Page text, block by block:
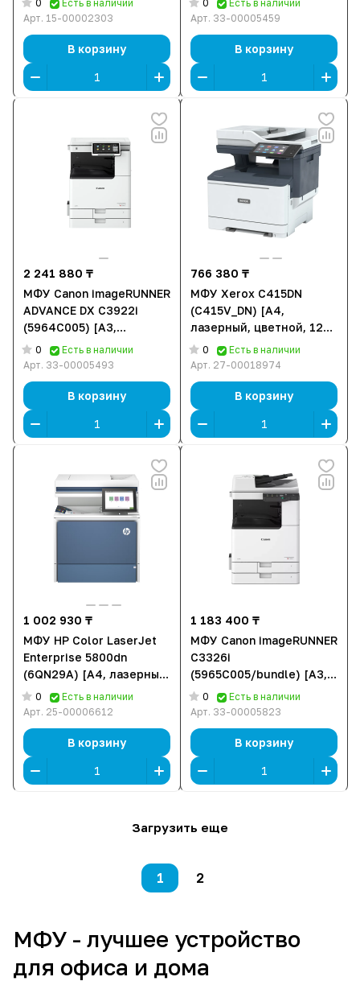
АПД, Wi-Fi, Ethernet (RJ-
0
Есть в наличии
Арт. 15-00002303
В корзину
Ethernet (RJ-45), USB,
0
Есть в наличии
Арт. 33-00005459
В корзину
2 241 880 ₸
МФУ Canon imageRUNNER
ADVANCE DX C3922i
(5964C005) [A3,
лазерный, цветной, 1200
x 1200 DPI, Дуплекс,
без тонера]
0
Есть в наличии
Арт. 33-00005493
В корзину
766 380 ₸
МФУ Xerox C415DN
(C415V_DN) [A4,
лазерный, цветной, 1200
x 1200 DPI, Дуплекс,
АПД, Ethernet (RJ-45),
0
Есть в наличии
Арт. 27-00018974
В корзину
1 002 930 ₸
МФУ HP Color LaserJet
Enterprise 5800dn
(6QN29A) [A4, лазерный,
цветной, Дуплекс, АПД,
Ethernet (RJ-45), USB]
0
Есть в наличии
Арт. 25-00006612
В корзину
1 183 400 ₸
МФУ Canon imageRUNNER
C3326i
(5965C005/bundle) [A3,
лазерный, цветной, 1200
x 1200 DPI, Дуплекс, Wi-
0
Есть в наличии
Арт. 33-00005823
В корзину
Загрузить еще
1 2
МФУ - лучшее устройство
для офиса и дома